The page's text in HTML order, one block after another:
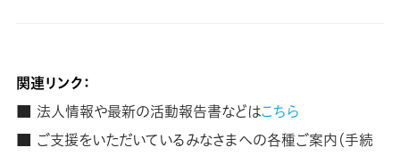
関連リンク：
■ 法人情報や最新の活動報告書などはこちら
■ ご支援をいただいているみなさまへの各種ご案内（手続